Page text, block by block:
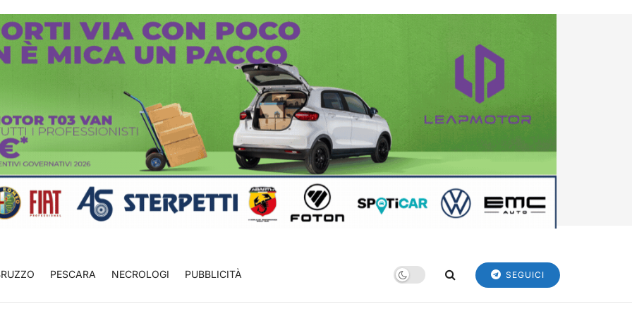
PESCARA NECROLOGI PUBBLICITÀ SEGUICI